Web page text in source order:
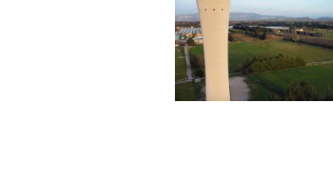
Travaux de
réhabilitation des
infrastructures
potable – Avenue
Docteur Georges
Perrier à